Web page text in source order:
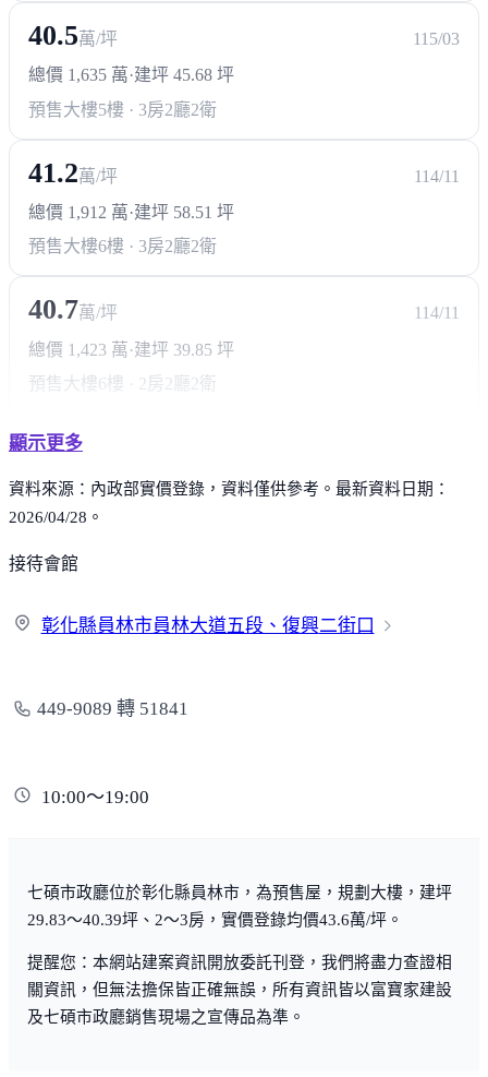
40.5萬/坪
115/03
總價 1,635 萬·建坪 45.68 坪
預售大樓5樓 · 3房2廳2衛
41.2萬/坪
114/11
總價 1,912 萬·建坪 58.51 坪
預售大樓6樓 · 3房2廳2衛
40.7萬/坪
114/11
總價 1,423 萬 ·建坪 39.85 坪
預售大樓6樓 · 2房2廳2衛
顯示更多
資料來源：內政部實價登錄，資料僅供參考。最新資料日期：
2026/04/28。
接待會館
彰化縣員林市員林大道五段、復興二街口
449-9089 轉 51841
10:00～19:00
七碩市政廳位於彰化縣員林市，為預售屋，規劃大樓，建坪
29.83～40.39坪、2～3房，實價登錄均價43.6萬/坪。
提醒您：本網站建案資訊開放委託刊登，我們將盡力查證相
關資訊，但無法擔保皆正確無誤，所有資訊皆以富寶家建設
及七碩市政廳銷售現場之宣傳品為準。